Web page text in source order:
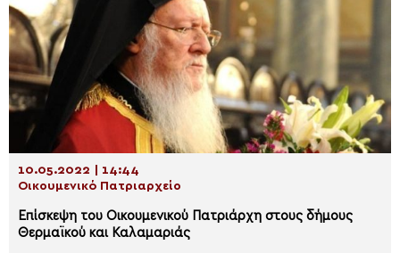
10.05.2022 | 14:44
Οικουμενικό Πατριαρχείο
Επίσκεψη του Οικουμενικού Πατριάρχη στους δήμους
Θερμαϊκού και Καλαμαριάς